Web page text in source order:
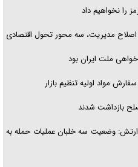
را نخواهیم داد
اصلاح مدیریت، سه محور تحول اقتصادی
ملت ایران بود
مواد اولیه تنظیم بازار
وضعیت سه خلبان عملیات حمله به